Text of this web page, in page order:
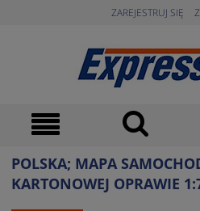
ZAREJESTRUJ SIĘ
POLSKA; MAPA
KARTONOWEJ OPRAWIE